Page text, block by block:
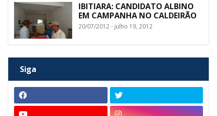
IBITIARA: CANDIDATO ALBINO
EM CAMPANHA NO CALDEIRÃO
20/07/2012 - julho 19, 2012
Siga